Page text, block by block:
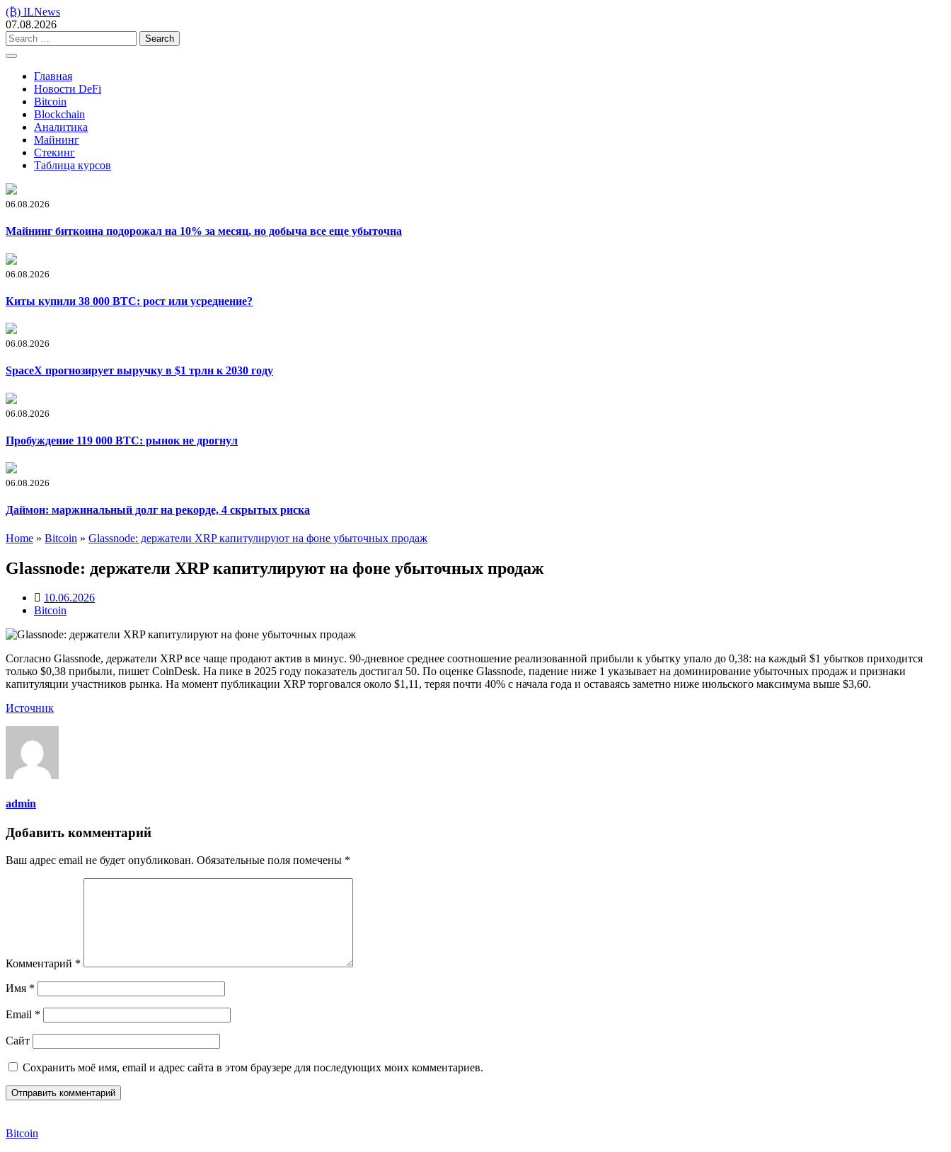
Skip
to
content
(₿) ILNews
07.08.2026
Search
for:
Главная
Новости DeFi
Bitcoin
Blockchain
Аналитика
Майнинг
Стекинг
Таблица курсов
06.08.2026
Майнинг биткоина подорожал на 10% за месяц, но добыча все еще убыточна
06.08.2026
Киты купили 38 000 BTC: рост или усреднение?
06.08.2026
SpaceX прогнозирует выручку в $1 трлн к 2030 году
06.08.2026
Пробуждение 119 000 BTC: рынок не дрогнул
06.08.2026
Даймон: маржинальный долг на рекорде, 4 скрытых риска
Home » Bitcoin » Glassnode: держатели XRP капитулируют на фоне убыточных продаж
Glassnode: держатели XRP капитулируют на фоне убыточных продаж
10.06.2026
Bitcoin
Согласно Glassnode, держатели XRP все чаще продают актив в минус. 90-дневное среднее соотношение реализованной прибыли к убытку упало до 0,38: на каждый $1 убытков приходится
только $0,38 прибыли, пишет CoinDesk. На пике в 2025 году показатель достигал 50. По оценке Glassnode, падение ниже 1 указывает на доминирование убыточных продаж и признаки
капитуляции участников рынка. На момент публикации XRP торговался около $1,11, теряя почти 40% с начала года и оставаясь заметно ниже июльского максимума выше $3,60.
Источник
admin
Добавить комментарий
Ваш адрес email не будет опубликован. Обязательные поля помечены *
Комментарий *
Имя *
Email *
Сайт
Сохранить моё имя, email и адрес сайта в этом браузере для последующих моих комментариев.
Bitcoin